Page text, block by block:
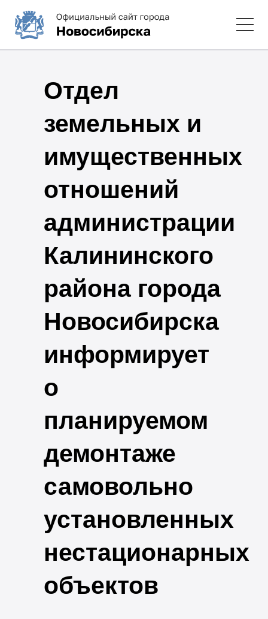
Отдел
земельных и
имущественных
отношений
администрации
Калининского
района города
Новосибирска
информирует
о
планируемом
демонтаже
самовольно
установленных
нестационарных
объектов